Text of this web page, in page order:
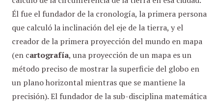
Él fue el fundador de la cronología, la primera persona
que calculó la inclinación del eje de la tierra, y el
creador de la primera proyección del mundo en mapa
(en cartografía, una proyección de un mapa es un
método preciso de mostrar la superficie del globo en
un plano horizontal mientras que se mantiene la
precisión). El fundador de la sub-disciplina matemática